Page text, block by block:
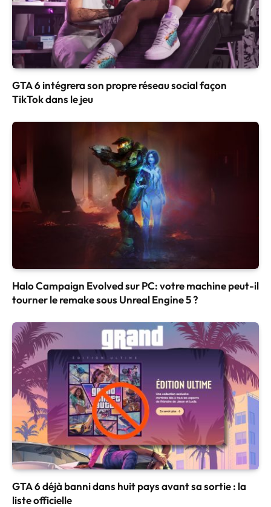
GTA 6 intégrera son propre réseau social façon
TikTok dans le jeu
Halo Campaign Evolved sur PC: votre machine peut-il
tourner le remake sous Unreal Engine 5 ?
GTA 6 déjà banni dans huit pays avant sa sortie : la
liste officielle